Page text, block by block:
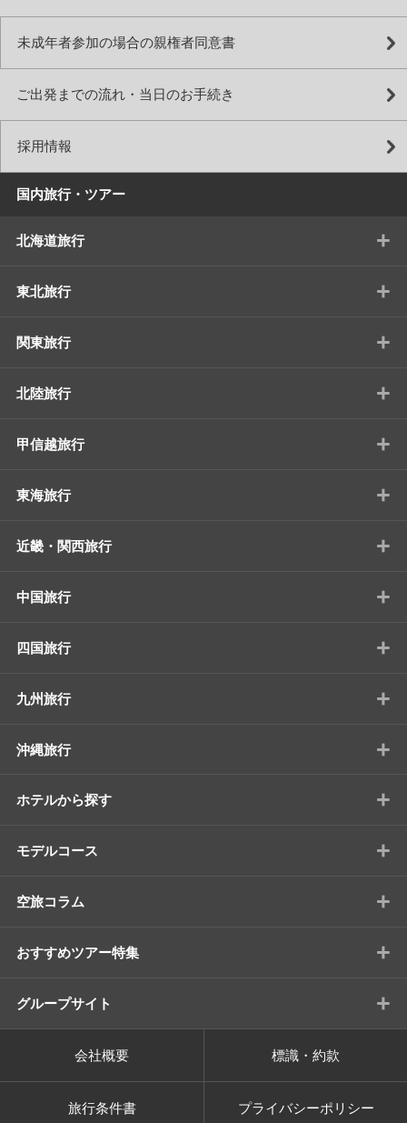
未成年者参加の場合の親権者同意書
ご出発までの流れ・当日のお手続き
採用情報
国内旅行・ツアー
北海道旅行 +
東北旅行 +
関東旅行 +
北陸旅行 +
甲信越旅行 +
東海旅行 +
近畿・関西旅行 +
中国旅行 +
四国旅行 +
九州旅行 +
沖縄旅行 +
ホテルから探す +
モデルコース +
空旅コラム +
おすすめツアー特集 +
グループサイト +
会社概要 標識・約款
旅行条件書 プライバシーポリシー